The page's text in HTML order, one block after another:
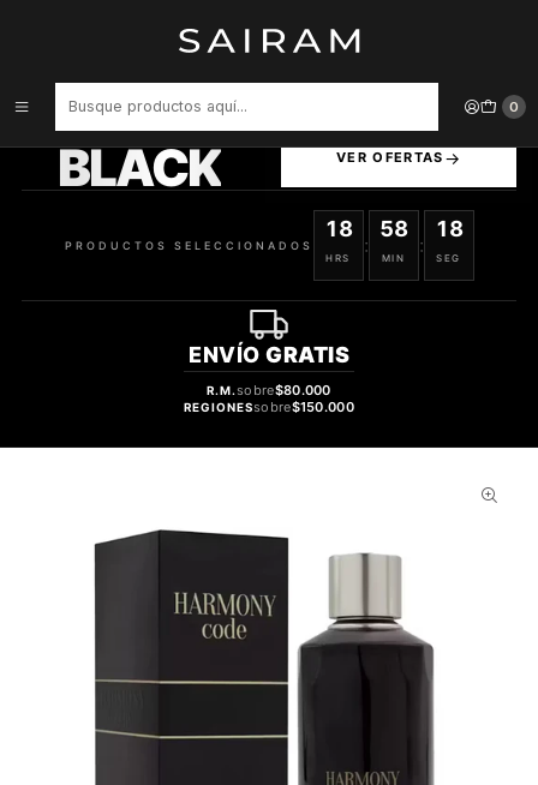
0
PERFUME FRAGRANCE WORLD HARMONY CODE INTENSE HOMBRE
BLACK VER OFERTAS
PRODUCTOS SELECCIONADOS
18
HRS
:
58
MIN
:
17
SEG
ENVÍO GRATIS
R.M.sobre$80.000
REGIONESsobre$150.000